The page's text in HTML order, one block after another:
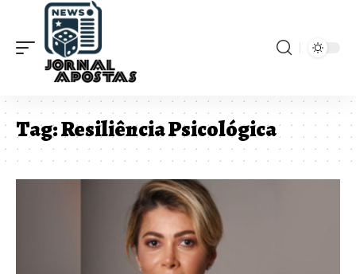
Tag:Resiliência Psicológica